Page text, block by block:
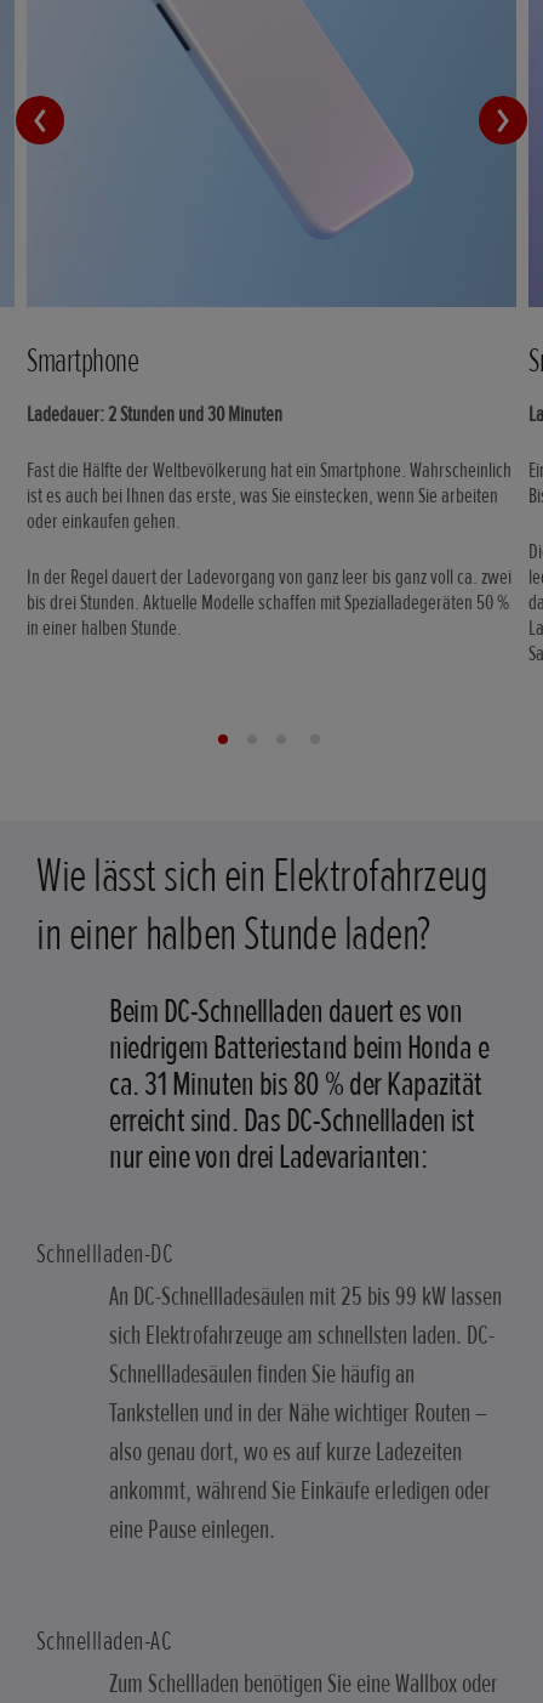
Smartphone
Ladedauer: 2 Stunden und 30 Minuten
Fast die Hälfte der Weltbevölkerung hat ein Smartphone. Wahrscheinlich
ist es auch bei Ihnen das erste, was Sie einstecken, wenn Sie arbeiten
oder einkaufen gehen.
In der Regel dauert der Ladevorgang von ganz leer bis ganz voll ca. zwei
bis drei Stunden. Aktuelle Modelle schaffen mit Spezialladegeräten 50 %
in einer halben Stunde.
Wie lässt sich ein Elektrofahrzeug
in einer halben Stunde laden?
Beim DC-Schnellladen dauert es von
niedrigem Batteriestand beim Honda e
ca. 31 Minuten bis 80 % der Kapazität
erreicht sind. Das DC-Schnellladen ist
nur eine von drei Ladevarianten:
Schnellladen-DC
An DC-Schnellladesäulen mit 25 bis 99 kW lassen
sich Elektrofahrzeuge am schnellsten laden. DC-
Schnellladesäulen finden Sie häufig an
Tankstellen und in der Nähe wichtiger Routen –
also genau dort, wo es auf kurze Ladezeiten
ankommt, während Sie Einkäufe erledigen oder
eine Pause einlegen.
Schnellladen-AC
Zum Schellladen benötigen Sie eine Wallbox oder